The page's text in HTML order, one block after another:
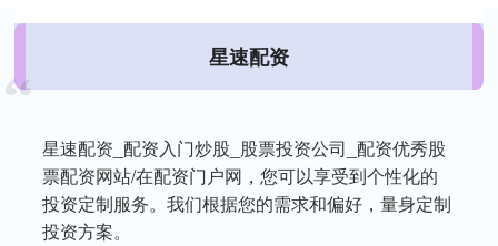
星速配资
星速配资_配资入门炒股_股票投资公司_配资优秀股
票配资网站/在配资门户网，您可以享受到个性化的
投资定制服务。我们根据您的需求和偏好，量身定制
投资方案。